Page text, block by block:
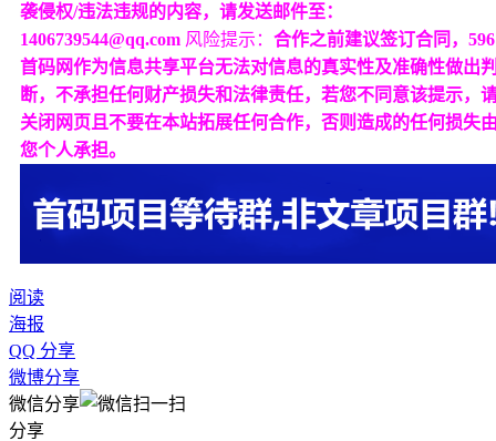
袭侵权/违法违规的内容，请发送邮件至：
1406739544@qq.com 风险提示： 合作之前建议签订合同，596
首码网作为信息共享平台无法对信息的真实性及准确性做出
断，不承担任何财产损失和法律责任，若您不同意该提示，
关闭网页且不要在本站拓展任何合作，否则造成的任何损失
您个人承担。
阅读
海报
QQ 分享
微博分享
微信分享
分享